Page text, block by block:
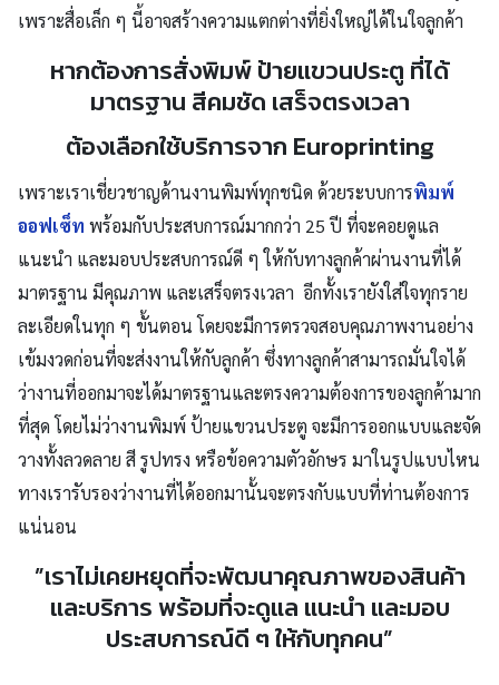
เพราะสื่อเล็ก ๆ นี้อาจสร้างความแตกต่างที่ยิ่งใหญ่ได้ในใจลูกค้า
หากต้องการสั่งพิมพ์ ป้ายแขวนประตู ที่ได้
มาตรฐาน สีคมชัด เสร็จตรงเวลา
ต้องเลือกใช้บริการจาก Europrinting
เพราะเราเชี่ยวชาญด้านงานพิมพ์ทุกชนิด ด้วยระบบการพิมพ์
ออฟเซ็ท พร้อมกับประสบการณ์มากกว่า 25 ปี ที่จะคอยดูแล
แนะนำ และมอบประสบการณ์ดี ๆ ให้กับทางลูกค้าผ่านงานที่ได้
มาตรฐาน มีคุณภาพ และเสร็จตรงเวลา อีกทั้งเรายังใส่ใจทุกราย
ละเอียดในทุก ๆ ขั้นตอน โดยจะมีการตรวจสอบคุณภาพงานอย่าง
เข้มงวดก่อนที่จะส่งงานให้กับลูกค้า ซึ่งทางลูกค้าสามารถมั่นใจได้
ว่างานที่ออกมาจะได้มาตรฐานและตรงความต้องการของลูกค้ามาก
ที่สุด โดยไม่ว่างานพิมพ์ ป้ายแขวนประตู จะมีการออกแบบและจัด
วางทั้งลวดลาย สี รูปทรง หรือข้อความตัวอักษร มาในรูปแบบไหน
ทางเรารับรองว่างานที่ได้ออกมานั้นจะตรงกับแบบที่ท่านต้องการ
แน่นอน
”เราไม่เคยหยุดที่จะพัฒนาคุณภาพของสินค้า
และบริการ พร้อมที่จะดูแล แนะนำ และมอบ
ประสบการณ์ดี ๆ ให้กับทุกคน”
Search
for: